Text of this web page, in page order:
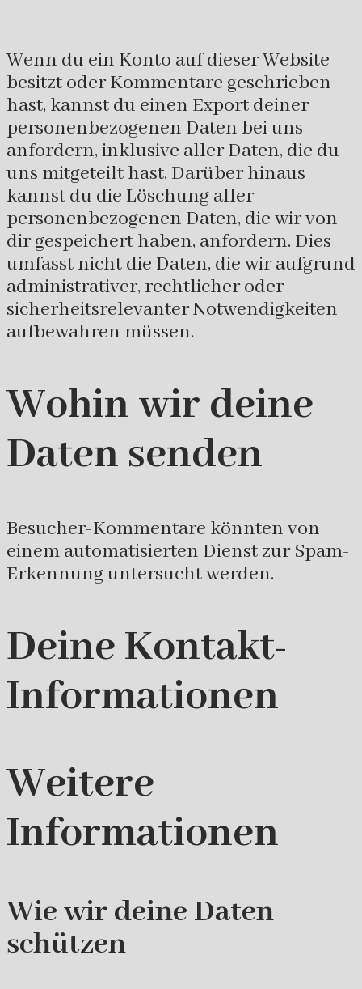
Wenn du ein Konto auf dieser Website
besitzt oder Kommentare geschrieben
hast, kannst du einen Export deiner
personenbezogenen Daten bei uns
anfordern, inklusive aller Daten, die du
uns mitgeteilt hast. Darüber hinaus
kannst du die Löschung aller
personenbezogenen Daten, die wir von
dir gespeichert haben, anfordern. Dies
umfasst nicht die Daten, die wir aufgrund
administrativer, rechtlicher oder
sicherheitsrelevanter Notwendigkeiten
aufbewahren müssen.
Wohin wir deine
Daten senden
Besucher-Kommentare könnten von
einem automatisierten Dienst zur Spam-
Erkennung untersucht werden.
Deine Kontakt-
Informationen
Weitere
Informationen
Wie wir deine Daten
schützen